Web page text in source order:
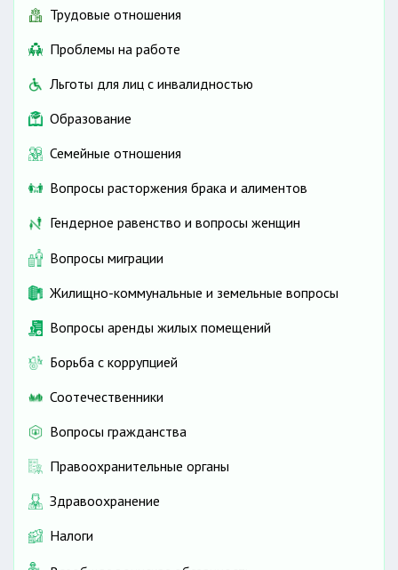
Трудовые отношения
Проблемы на работе
Льготы для лиц с инвалидностью
Образование
Семейные отношения
Вопросы расторжения брака и алиментов
Гендерное равенство и вопросы женщин
Вопросы миграции
Жилищно-коммунальные и земельные вопросы
Вопросы аренды жилых помещений
Борьба с коррупцией
Соотечественники
Вопросы гражданства
Правоохранительные органы
Здравоохранение
Налоги